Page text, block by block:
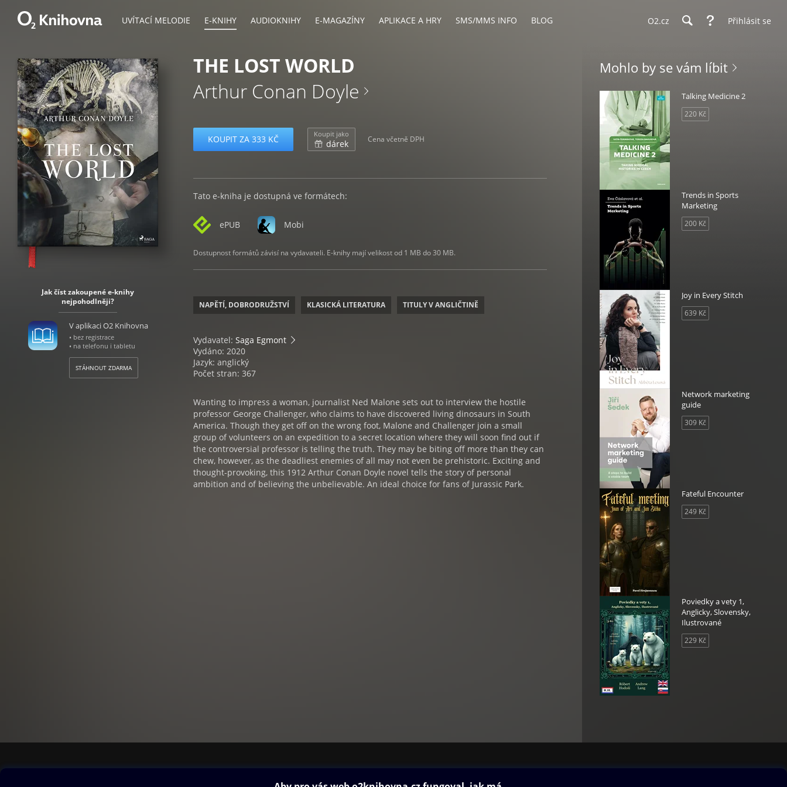
UVÍTACÍ MELODIE E-KNIHY AUDIOKNIHY E-MAGAZÍNY APLIKACE A HRY SMS/MMS INFO BLOG O2.cz Přihlásit se
Jak číst zakoupené e-knihy
nejpohodlněji?
V aplikaci O2 Knihovna
• bez registrace
• na telefonu i tabletu
STÁHNOUT ZDARMA
THE LOST WORLD
Arthur Conan Doyle
KOUPIT ZA 333 KČ Koupit jako
dárek Cena včetně DPH
Tato e-kniha je dostupná ve formátech:
ePUB Mobi
Dostupnost formátů závisí na vydavateli. E-knihy mají velikost od 1 MB do 30 MB.
NAPĚTÍ, DOBRODRUŽSTVÍ KLASICKÁ LITERATURA TITULY V ANGLIČTINĚ
Vydavatel: Saga Egmont
Vydáno: 2020
Jazyk: anglický
Počet stran: 367
Wanting to impress a woman, journalist Ned Malone sets out to interview the hostile
professor George Challenger, who claims to have discovered living dinosaurs in South
America. Though they get off on the wrong foot, Malone and Challenger join a small
group of volunteers on an expedition to a secret location where they will soon find out if
the controversial professor is telling the truth. They may be biting off more than they can
chew, however, as the deadliest enemies of all may not even be prehistoric. Exciting and
thought-provoking, this 1912 Arthur Conan Doyle novel tells the story of personal
ambition and of believing the unbelievable. An ideal choice for fans of Jurassic Park.
Mohlo by se vám líbit
Talking Medicine 2
220 Kč
Trends in Sports
Marketing
200 Kč
Joy in Every Stitch
639 Kč
Network marketing
guide
309 Kč
Fateful Encounter
249 Kč
Poviedky a vety 1,
Anglicky, Slovensky,
Ilustrované
229 Kč